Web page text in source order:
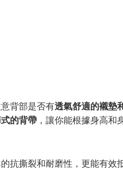
背部是否有透氣舒適的襯墊
的背帶 ，讓你能根據身高和
抗撕裂和耐磨性，更能有效